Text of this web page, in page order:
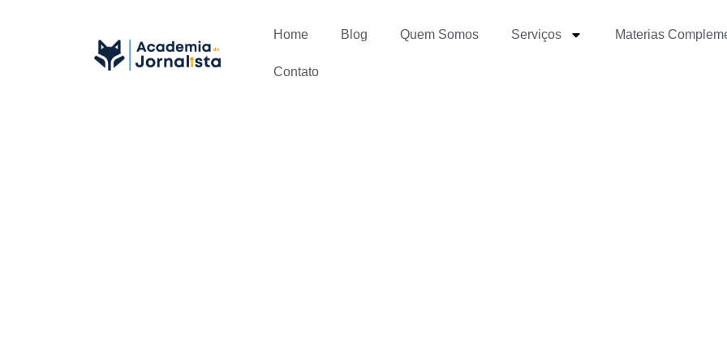
Home Blog Quem Somos Serviços Materias
Contato